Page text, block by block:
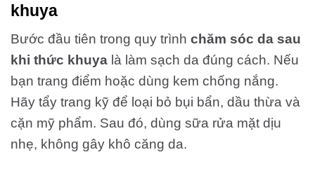
khuya
Bước đầu tiên trong quy trình chăm sóc da sau
khi thức khuya là làm sạch da đúng cách. Nếu
bạn trang điểm hoặc dùng kem chống nắng.
Hãy tẩy trang kỹ để loại bỏ bụi bẩn, dầu thừa và
cặn mỹ phẩm. Sau đó, dùng sữa rửa mặt dịu
nhẹ, không gây khô căng da.